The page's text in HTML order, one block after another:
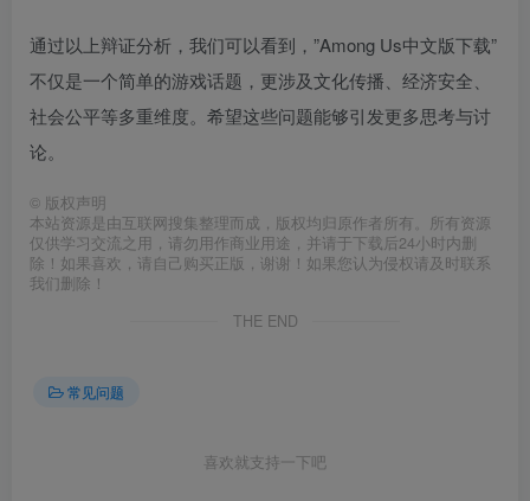
通过以上辩证分析，我们可以看到，”Among Us中文版下载”
不仅是一个简单的游戏话题，更涉及文化传播、经济安全、
社会公平等多重维度。希望这些问题能够引发更多思考与讨
论。
© 版权声明
本站资源是由互联网搜集整理而成，版权均归原作者所有。所有资源
仅供学习交流之用，请勿用作商业用途，并请于下载后24小时内删
除！如果喜欢，请自己购买正版，谢谢！如果您认为侵权请及时联系
我们删除！
THE END
常见问题
喜欢就支持一下吧